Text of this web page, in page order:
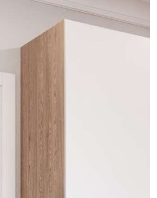
Наши работы
Контакты
г. Москва
8 (495) 109-
22-59
Обсудить
проект